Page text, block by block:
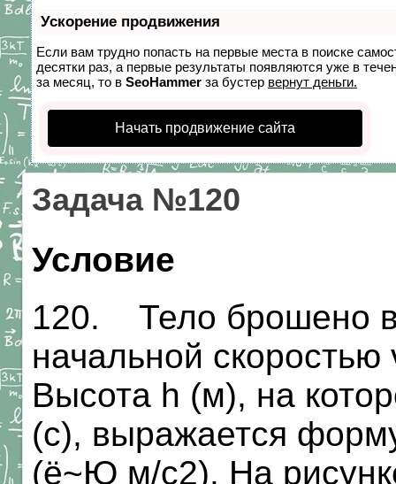
Ускорение продвижения
Если вам трудно попасть на первые места в поиске
десятки раз, а первые результаты появляются уже в
за месяц, то в SeoHammer за бустер вернут деньги.
Начать продвижение сайта
Задача №120
Условие
120. Тело брошено
начальной
Высота h (м), на
(с), выражается
(ё~Ю м/с2). На